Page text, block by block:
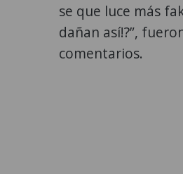
se que luce más
dañan así!?”,
comentarios.